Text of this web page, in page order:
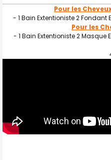
Pour les
- 1 Bain Extentioniste 2 Fondant
Pour les
- 1 Bain Extentioniste 2 Masque